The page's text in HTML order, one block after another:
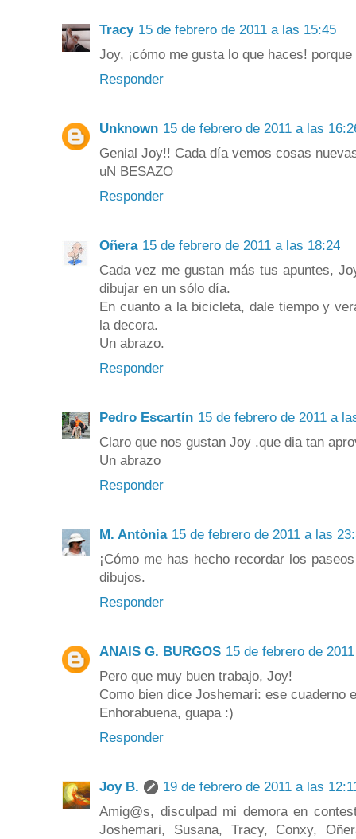
Tracy 15 de febrero de 2011 a las 15:45
Joy, ¡cómo me gusta lo que haces!
Responder
Unknown 15 de febrero de 2011 a las
Genial Joy!! Cada día vemos cosas
uN BESAZO
Responder
Oñera 15 de febrero de 2011 a las 18:24
Cada vez me gustan más tus apuntes,
dibujar en un sólo día.
En cuanto a la bicicleta, dale tiempo y
la decora.
Un abrazo.
Responder
Pedro Escartín 15 de febrero de 2011 a
Claro que nos gustan Joy .que dia tan
Un abrazo
Responder
M. Antònia 15 de febrero de 2011 a las
¡Cómo me has hecho recordar los
dibujos.
Responder
ANAIS G. BURGOS 15 de febrero de
Pero que muy buen trabajo, Joy!
Como bien dice Joshemari: ese cuaderno
Enhorabuena, guapa :)
Responder
Joy B.
19 de febrero de 2011 a las
Amig@s, disculpad mi demora en
Joshemari, Susana, Tracy, Conxy,